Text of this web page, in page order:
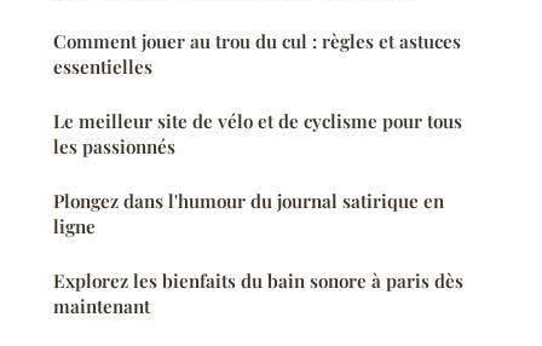
Comment jouer au trou du cul : règles et astuces
essentielles
Le meilleur site de vélo et de cyclisme pour tous
les passionnés
Plongez dans l'humour du journal satirique en
ligne
Explorez les bienfaits du bain sonore à paris dès
maintenant